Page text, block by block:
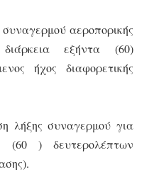
αεροπορικής
εξήντα (60)
ήχος διαφορετικής
λήξης συναγερμού για
(60 ) δευτερολέπτων